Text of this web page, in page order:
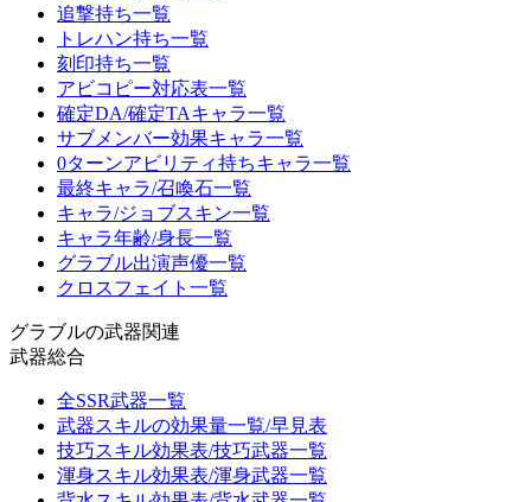
追撃持ち一覧
トレハン持ち一覧
刻印持ち一覧
アビコピー対応表一覧
確定DA/確定TAキャラ一覧
サブメンバー効果キャラ一覧
0ターンアビリティ持ちキャラ一覧
最終キャラ/召喚石一覧
キャラ/ジョブスキン一覧
キャラ年齢/身長一覧
グラブル出演声優一覧
クロスフェイト一覧
グラブルの武器関連
武器総合
全SSR武器一覧
武器スキルの効果量一覧/早見表
技巧スキル効果表/技巧武器一覧
渾身スキル効果表/渾身武器一覧